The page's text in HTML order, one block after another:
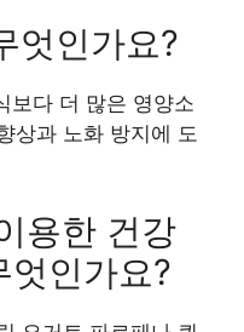
엇인가요?
보다 더 많은 영양소
상과 노화 방지에 도
용한 건강
엇인가요?